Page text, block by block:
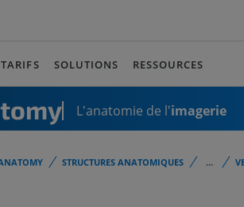
TARIFS SOLUTIONS RESSOURCES
L'anatomie de l'imagerie
STRUCTURES ANATOMIQUES ...